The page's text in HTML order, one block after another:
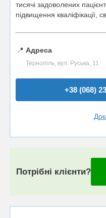
тисячі задоволених
підвищення кваліфікації,
📍 Адреса
Тернопіль, вул. Руська, 11
+38 (068)
Потрібні клієнти?